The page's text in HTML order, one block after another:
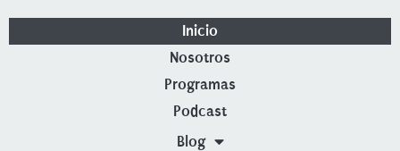
Inicio
Nosotros
Programas
Podcast
Blog